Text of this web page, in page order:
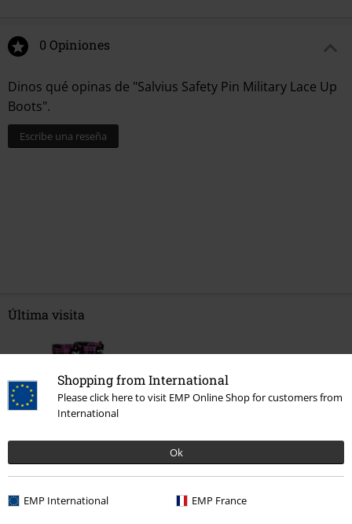
Shopping from International
Please click here to visit EMP Online Shop for customers from
International
Ok
EMP International EMP France
0 Opiniones
Dinos qué opinas de "Salvius Safety Pin Military Lace Up
Boots".
Escribe una reseña
Última visita